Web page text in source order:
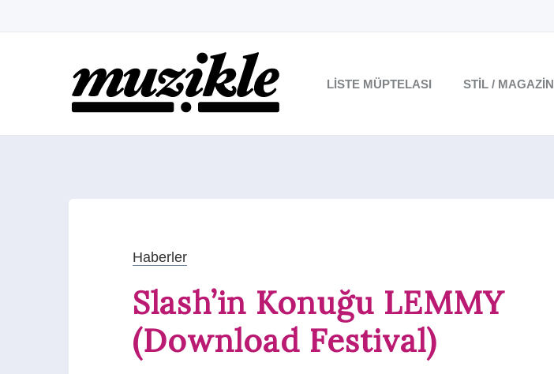
LISTE MÜPTELASI STIL / MAGAZIN
Haberler
Slash’in Konuğu LEMMY
(Download Festival)